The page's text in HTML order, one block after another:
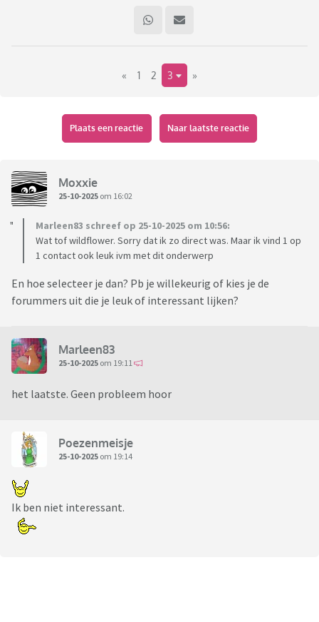
« 1 2 3 »
Plaats een reactie Naar laatste reactie
Moxxie
25-10-2025 om 16:02
Marleen83 schreef op 25-10-2025 om 10:56:
Wat tof wildflower. Sorry dat ik zo direct was. Maar ik vind 1 op
1 contact ook leuk ivm met dit onderwerp
En hoe selecteer je dan? Pb je willekeurig of kies je de
forummers uit die je leuk of interessant lijken?
Marleen83
25-10-2025 om 19:11
het laatste. Geen probleem hoor
Poezenmeisje
25-10-2025 om 19:14
Ik ben niet interessant.